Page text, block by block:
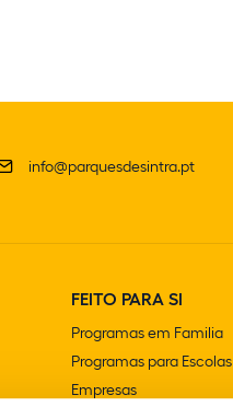
info@parquesdesintra.pt
FEITO PARA SI
Programas em Familia
Programas para Escolas
Empresas